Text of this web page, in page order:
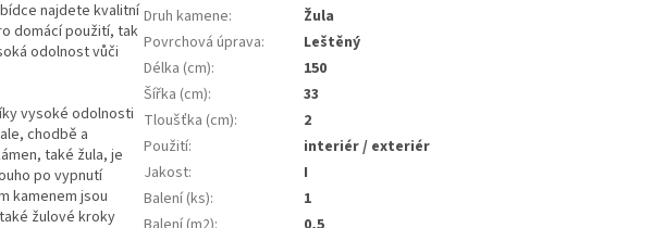
najdete kvalitní
domácí použití, tak
odolnost vůči
vysoké odolnosti
chodbě a
také žula, je
po vypnutí
kamenem jsou
žulové kroky
Druh kamene:
Žula
Povrchová úprava:
Leštěný
Délka (cm):
150
Šířka (cm):
33
Tloušťka (cm):
2
Použití:
interiér / exteriér
Jakost:
I
Balení (ks):
1